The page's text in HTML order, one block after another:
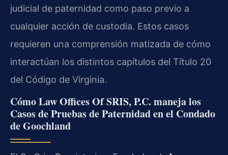
judicial de paternidad como paso previo a
cualquier acción de custodia. Estos casos
requieren una comprensión matizada de cómo
interactúan los distintos capítulos del Título 20
del Código de Virginia.
Cómo Law Offices Of SRIS, P.C. maneja los
Casos de Pruebas de Paternidad en el Condado
de Goochland